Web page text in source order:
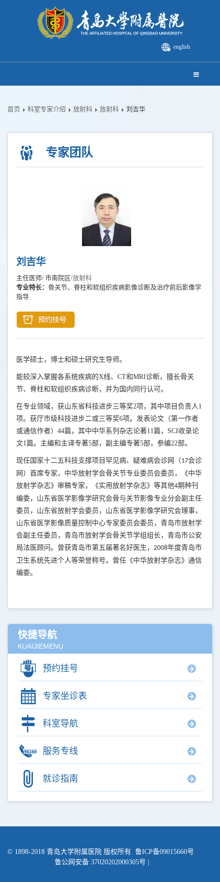
english
首页 科室专家介绍 放射科 放射科 刘吉华
专家团队
刘吉华
主任医师/ 市南院区/放射科
专业特长： 骨关节、脊柱和软组织疾病影像诊断及治疗前后影像学
指导
医学硕士，博士和硕士研究生导师。
能较深入掌握各系统疾病的X线、 CT和MRI诊断，擅长骨关
节、脊柱和软组织疾病诊断，并为国内同行认可。
在专业领域，获山东省科技进步三等奖2项，其中项目负责人1
项。获厅市级科技进步二或三等奖6项。发表论文（第一作者
或通信作者） 44篇，其中中华系列杂志论著11篇， SCI收录论
文1篇。主编和主译专著5部，副主编专著5部，参编22部。
现任国家十二五科技支撑项目罕见病、疑难病会诊网（17会诊
网）首席专家，中华放射学会骨关节专业委员会委员，《中华
放射学杂志》审稿专家，《实用放射学杂志》等其他4期种刊
编委，山东省医学影像学研究会骨与关节影像专业分会副主任
委员，山东省放射学会委员，山东省医学影像学研究会理事，
山东省医学影像质量控制中心专家委员会委员，青岛市放射学
会副主任委员，青岛市放射学会骨关节学组组长，青岛市公安
局法医顾问。曾获青岛市第五届著名好医生， 2008年度青岛市
卫生系统先进个人等荣誉称号。曾任《中华放射学杂志》通信
编委。
快捷导航
KUAIJIEMENU
预约挂号
专家坐诊表
科室导航
服务专线
就诊指南
© 1898-2018 青岛大学附属医院 版权所有. 鲁ICP备09015660号
鲁公网安备 37020202000305号